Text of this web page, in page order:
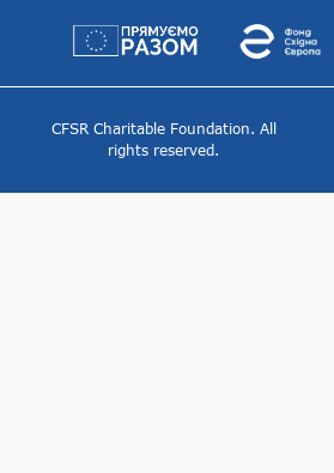
CFSR Charitable Foundation. All
rights reserved.